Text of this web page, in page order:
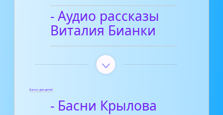
- Аудио рассказы
Виталия Бианки
Басни для детей
- Басни Крылова